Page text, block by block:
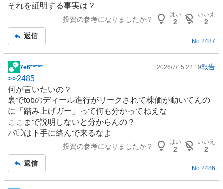
板
それを証明する事実は？
投資の参考になりましたか？
はい
2
いいえ
2
返信
No. 2487
掲
示
板
記
事
7e6***** 2026/7/15 22:19報告
>>2485
何が言いたいの？
裏でtobのディール進行がリークされて株価が動いてんの
に「踏み上げガー」って何も分かってねえな
ここまで説明しないと分からんの？
バ◯は下手に絡んで来るなよ
投資の参考になりましたか？
はい
2
いいえ
2
返信
No.2486